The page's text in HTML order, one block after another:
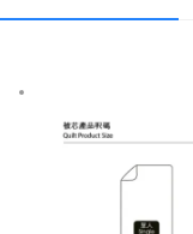
🌟【只限Casablanca指
✨尺寸：【雙人】
✨尺寸：【加大】
✨尺寸：【特大】
📌「訂單日」翌日起
聖誕節、農歷新年及